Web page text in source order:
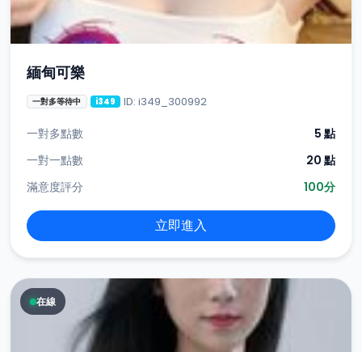
緬甸可樂
一對多等待中 i349 ID: i349_300992
一對多點數
5 點
一對一點數
20 點
滿意度評分
100分
立即進入
在線